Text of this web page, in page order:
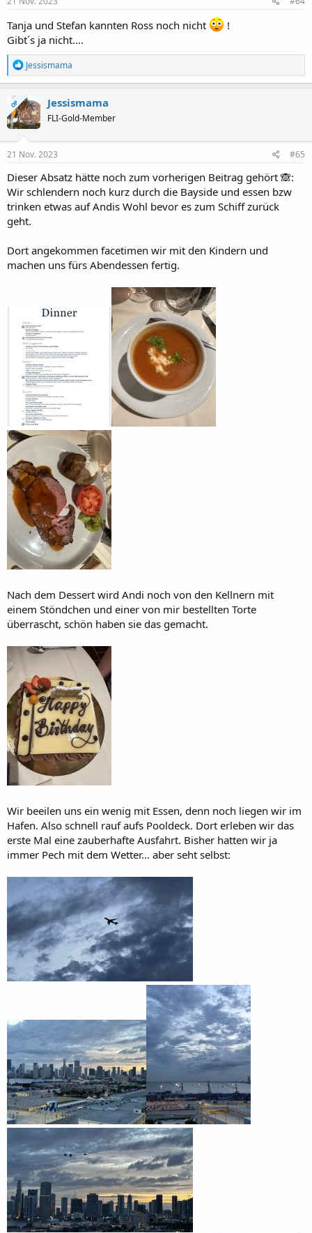
:
Tanja und Stefan kannten Ross noch nicht
!
Gibt´s ja nicht….
R
e
a
k
t
i
o
n
e
:
Jessismama
OP Jessismama
FLI-Gold-Member
21 Nov. 2023 #65
Dieser Absatz hätte noch zum vorherigen Beitrag gehört 🙈:
Wir schlendern noch kurz durch die Bayside und essen bzw
trinken etwas auf Andis Wohl bevor es zum Schiff zurück
geht.
Dort angekommen facetimen wir mit den Kindern und
machen uns fürs Abendessen fertig.
Nach dem Dessert wird Andi noch von den Kellnern mit
einem Stöndchen und einer von mir bestellten Torte
überrascht, schön haben sie das gemacht.
Wir beeilen uns ein wenig mit Essen, denn noch liegen wir im
Hafen. Also schnell rauf aufs Pooldeck. Dort erleben wir das
erste Mal eine zauberhafte Ausfahrt. Bisher hatten wir ja
immer Pech mit dem Wetter… aber seht selbst: